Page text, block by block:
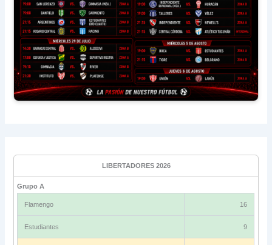
LIBERTADORES 2026
Grupo A
Flamengo 16
Estudiantes 9